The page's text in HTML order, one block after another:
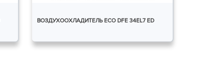
ВОЗДУХООХЛАДИТЕЛЬ ECO DFE 34EL7 ED